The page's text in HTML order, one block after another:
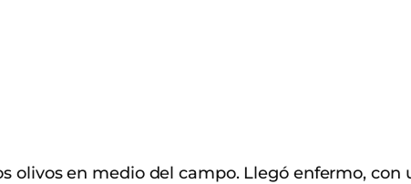
olivos en medio del campo. Llegó enfermo, con